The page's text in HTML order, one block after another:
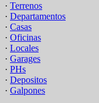
· Terrenos
· Departamentos
· Casas
· Oficinas
· Locales
· Garages
· PHs
· Depositos
· Galpones